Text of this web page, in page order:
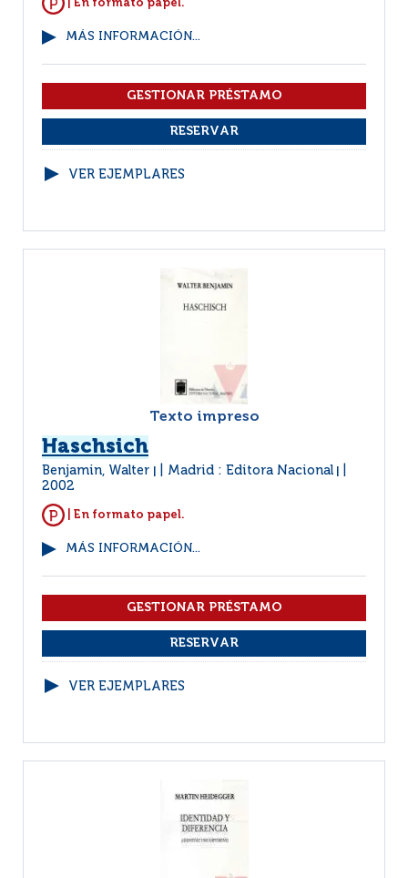
| En formato papel.
MÁS INFORMACIÓN...
VER EJEMPLARES
Texto impreso
Haschsich
Benjamin, Walter Madrid : Editora Nacional
2002
| En formato papel.
MÁS INFORMACIÓN...
VER EJEMPLARES